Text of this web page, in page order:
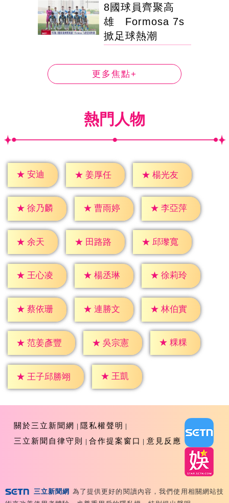
8國球員齊聚高
雄 Formosa 7s
掀足球熱潮
更多焦點+
熱門人物
★ 安迪 ★ 姜厚任 ★ 楊光友
★ 徐乃麟 ★ 曹雨婷 ★ 李亞萍
★ 余天 ★ 田路路 ★ 邱瓈寬
★ 王心凌 ★ 楊丞琳 ★ 徐莉玲
★ 蔡依珊 ★ 連勝文 ★ 林伯實
★ 范姜彥豐 ★ 吳宗憲 ★ 粿粿
★ 王子邱勝翊 ★ 王凱
關於三立新聞網
隱私權聲明
三立新聞自律守則
合作提案窗口 意見反應
Copyright ©2026 Sanlih E-Television All Rights
三立新聞網 為了提供更好的閱讀內容，我們使用相關網站技